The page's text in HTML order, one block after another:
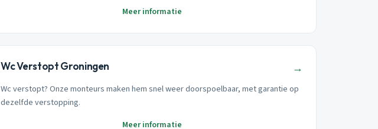
Meer informatie
Wc Verstopt Groningen →
Wc verstopt? Onze monteurs maken hem snel weer doorspoelbaar, met garantie op
dezelfde verstopping.
Meer informatie